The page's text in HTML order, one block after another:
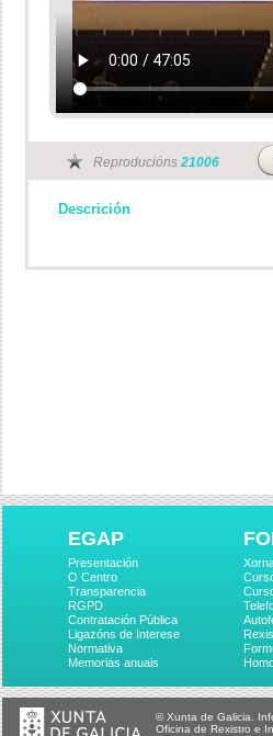
Reproducións 21006
Descrición
EGAP
Presentación
O Centro
Transparencia
RGPD
Contratación Pública
Ligazóns de Interese
Normativa
Memorias anuais
© Xunta de Galicia.
Oficina de Rexistro e